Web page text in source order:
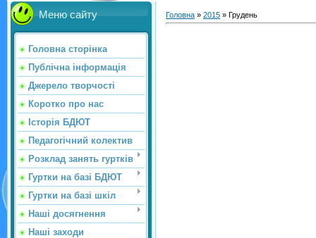
Меню сайту
Головна сторінка
Публічна інформація
Джерело творчості
Коротко про нас
Історія БДЮТ
Педагогічний колектив
Розклад занять гуртків
Гуртки на базі БДЮТ
Гуртки на базі шкіл
Наші досягнення
Наші заходи
Головна » 2015 » Грудень